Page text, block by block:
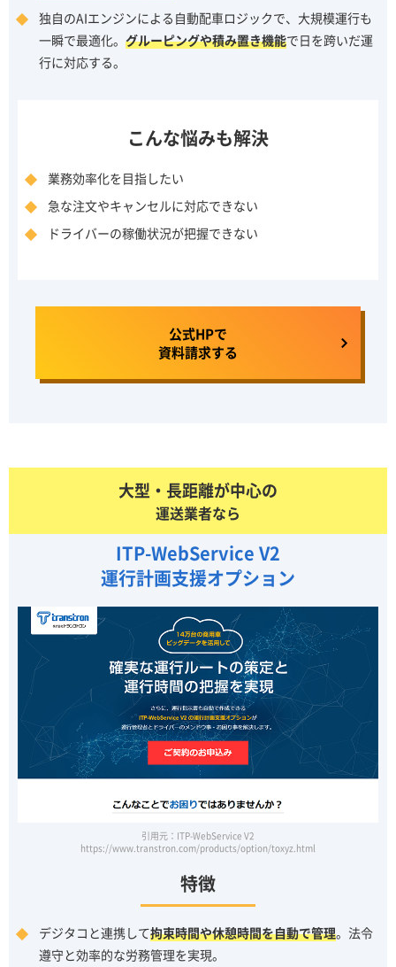
独自のAIエンジンによる自動配車ロジックで、大規模運行も
一瞬で最適化。 グルーピングや積み置き機能で日を跨いだ運
行に対応する。
こんな悩みも解決
業務効率化を目指したい
急な注文やキャンセルに対応できない
ドライバーの稼働状況が把握できない
公式HPで
資料請求する
大型・長距離が中心の
運送業者なら
ITP-WebService V2
運行計画支援オプション
引用元：ITP-WebService V2
https://www.transtron.com/products/option/toxyz.html
特徴
デジタコと連携して拘束時間や休憩時間を自動で管理。法令
遵守と効率的な労務管理を実現。